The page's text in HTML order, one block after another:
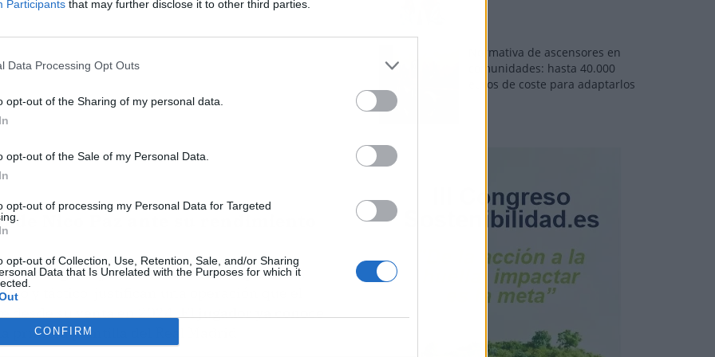
Participants that may further disclose it to other third parties.
Data Processing Opt Outs
opt-out of the Sharing of my personal data.
opt-out of the Sale of my Personal Data.
opt-out of processing my Personal Data for Targeted
opt-out of Collection, Use, Retention, Sale, and/or Sharing
Data that Is Unrelated with the Purposes for which it
CONFIRM
Nico Paz ante su rendimiento
13 goles y 8 asistenciasen 37 partidos.
y táctico, justifican una operación que el
desde su venta en 2024.El jugador ya conoce
primera plantilla del Real Madrid
Normativa de ascensores en
comunidades: hasta 40.000
euros de coste para adaptarlos